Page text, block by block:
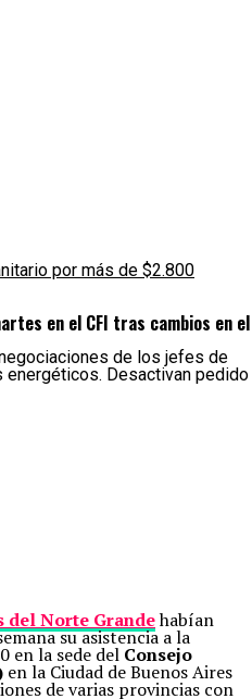
por más de $2.800
en el CFI tras cambios en el
de los jefes de
Desactivan pedido
del Norte Grandehabían
su asistencia a la
en la sede del Consejo
en la Ciudad de Buenos Aires
de varias provincias con